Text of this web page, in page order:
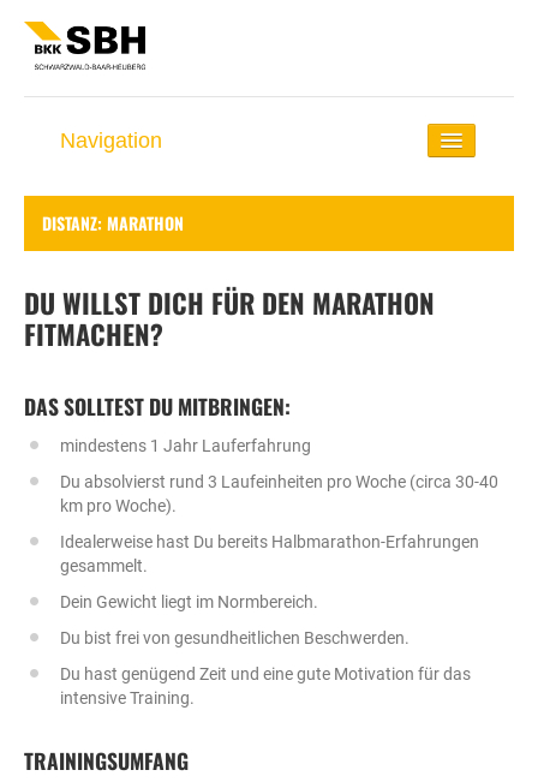
Navigation
Startseite
Rund ums Laufen
Selbst-Check
Lauf-Events
DISTANZ: MARATHON
DU WILLST DICH FÜR DEN MARATHON
FITMACHEN?
DAS SOLLTEST DU MITBRINGEN:
mindestens 1 Jahr Lauferfahrung
Du absolvierst rund 3 Laufeinheiten pro Woche (circa 30-40
km pro Woche).
Idealerweise hast Du bereits Halbmarathon-Erfahrungen
gesammelt.
Dein Gewicht liegt im Normbereich.
Du bist frei von gesundheitlichen Beschwerden.
Du hast genügend Zeit und eine gute Motivation für das
intensive Training.
TRAININGSUMFANG